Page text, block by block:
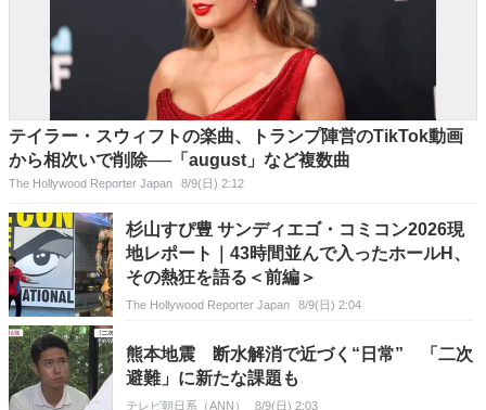
テイラー・スウィフトの楽曲、トランプ陣営のTikTok動画
から相次いで削除──「august」など複数曲
The Hollywood Reporter Japan 8/9(日) 2:12
杉山すぴ豊 サンディエゴ・コミコン2026現
地レポート｜43時間並んで入ったホールH、
その熱狂を語る＜前編＞
The Hollywood Reporter Japan 8/9(日) 2:04
熊本地震 断水解消で近づく“日常” 「二次
避難」に新たな課題も
テレビ朝日系（ANN） 8/9(日) 2:03